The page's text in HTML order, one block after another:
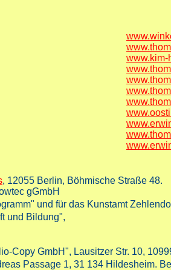
www.kim-
, 12055 Berlin, Böhmische Straße 48.
gGmbH
und für das Kunstamt
und Bildung",
Copy GmbH", Lausitzer Str. 10,
Passage 1, 31 134 Hildesheim.